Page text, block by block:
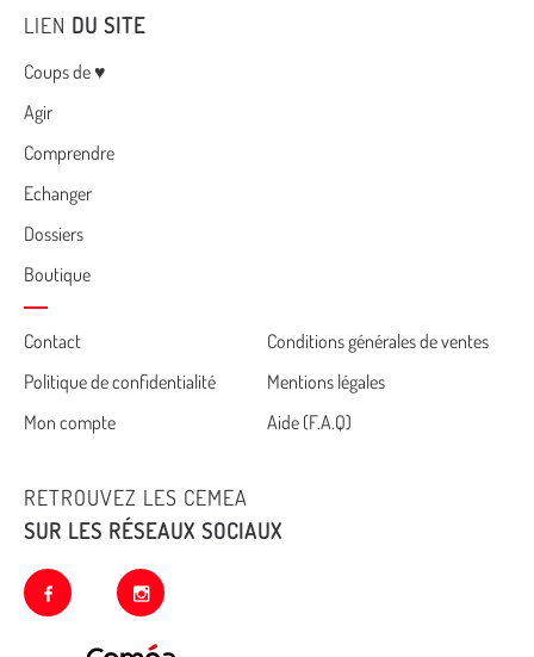
LIEN DU SITE
Menu
Coups de ♥
Agir
Comprendre
Echanger
Dossiers
Boutique
Cemea
footer
Contact
Conditions générales de ventes
Politique de confidentialité
Mentions légales
Mon compte
Aide (F.A.Q)
RETROUVEZ LES CEMEA
SUR LES RÉSEAUX SOCIAUX
facebook instagram